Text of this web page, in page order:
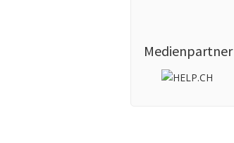
Medienpartner